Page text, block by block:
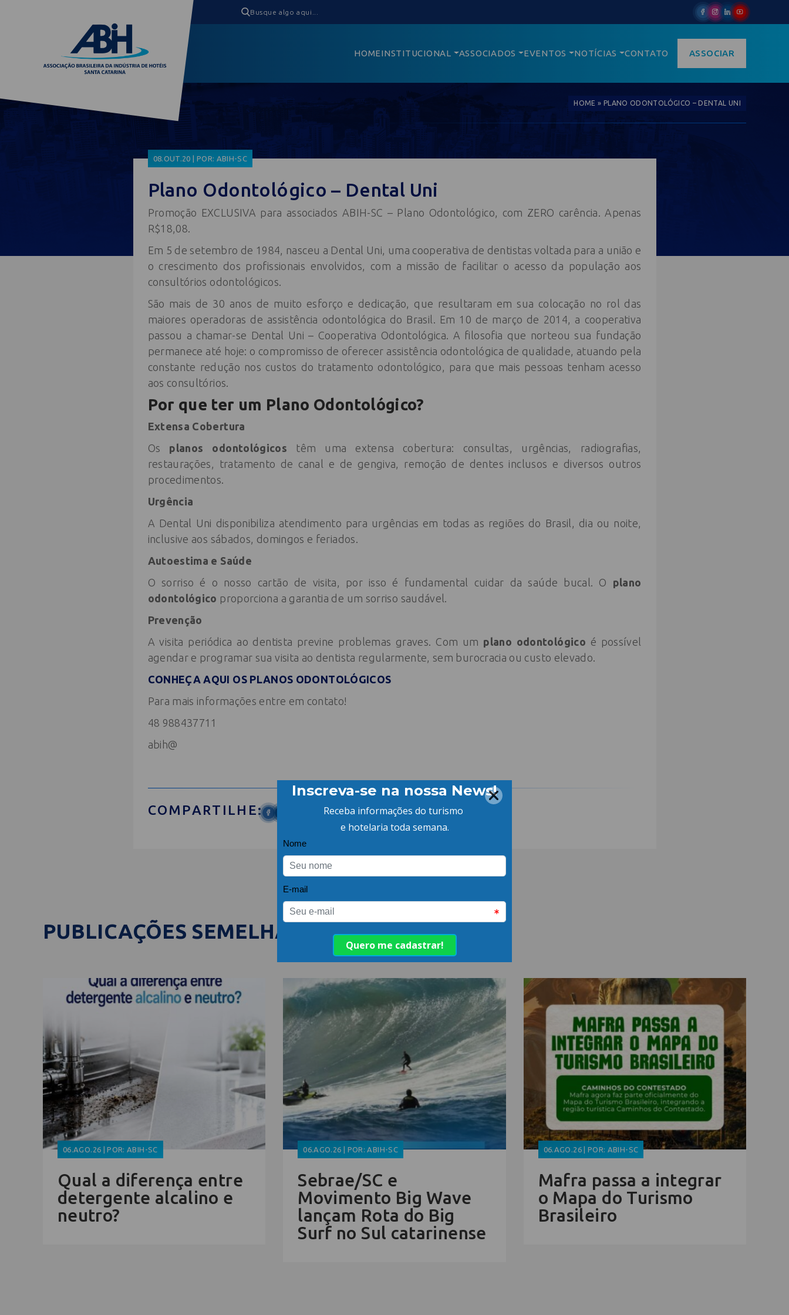
HOMEINSTITUCIONAL ASSOCIADOS EVENTOS NOTÍCIAS CONTATO ASSOCIAR
HOME » PLANO ODONTOLÓGICO – DENTAL UNI
08.OUT.20 | POR: ABIH-SC
Plano Odontológico – Dental Uni
Promoção EXCLUSIVA para associados ABIH-SC – Plano Odontológico, com ZERO carência. Apenas
R$18,08.
Em 5 de setembro de 1984, nasceu a Dental Uni, uma cooperativa de dentistas voltada para a união e
o crescimento dos profissionais envolvidos, com a missão de facilitar o acesso da população aos
consultórios odontológicos.
São mais de 30 anos de muito esforço e dedicação, que resultaram em sua colocação no rol das
maiores operadoras de assistência odontológica do Brasil. Em 10 de março de 2014, a cooperativa
passou a chamar-se Dental Uni – Cooperativa Odontológica. A filosofia que norteou sua fundação
permanece até hoje: o compromisso de oferecer assistência odontológica de qualidade, atuando pela
constante redução nos custos do tratamento odontológico, para que mais pessoas tenham acesso
aos consultórios.
Por que ter um Plano Odontológico?
Extensa Cobertura
Os planos odontológicos têm uma extensa cobertura: consultas, urgências, radiografias,
restaurações, tratamento de canal e de gengiva, remoção de dentes inclusos e diversos outros
procedimentos.
Urgência
A Dental Uni disponibiliza atendimento para urgências em todas as regiões do Brasil, dia ou noite,
inclusive aos sábados, domingos e feriados.
Autoestima e Saúde
O sorriso é o nosso cartão de visita, por isso é fundamental cuidar da saúde bucal. O plano
odontológico proporciona a garantia de um sorriso saudável.
Prevenção
A visita periódica ao dentista previne problemas graves. Com um plano odontológico é possível
agendar e programar sua visita ao dentista regularmente, sem burocracia ou custo elevado.
CONHEÇA AQUI OS PLANOS ODONTOLÓGICOS
Para mais informações entre em contato!
48 988437711
abih@
COMPARTILHE:
PUBLICAÇÕES SEMELHANTES
06.AGO.26 | POR: ABIH-SC
Qual a diferença entre
detergente alcalino e
neutro?
06.AGO.26 | POR: ABIH-SC
Sebrae/SC e
Movimento Big Wave
lançam Rota do Big
Surf no Sul catarinense
06.AGO.26 | POR: ABIH-SC
Mafra passa a integrar
o Mapa do Turismo
Brasileiro